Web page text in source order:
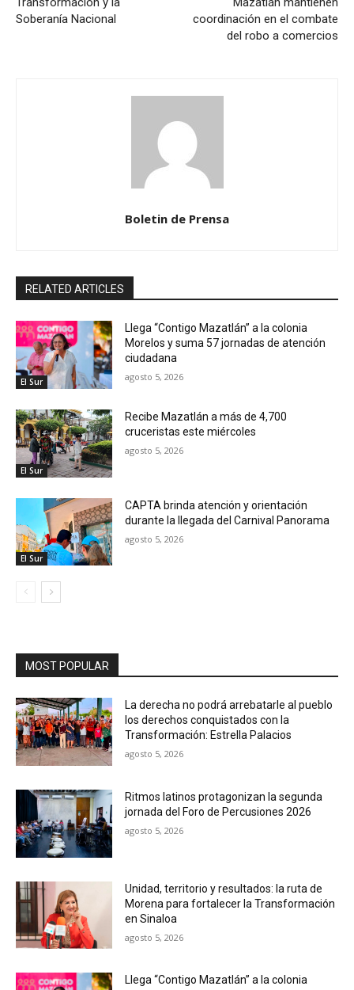
Soberanía Nacional
coordinación en el combate
del robo a comercios
Boletin de Prensa
RELATED ARTICLES
El Sur
Llega “Contigo Mazatlán” a la colonia
Morelos y suma 57 jornadas de atención
ciudadana
agosto 5, 2026
El Sur
Recibe Mazatlán a más de 4,700
cruceristas este miércoles
agosto 5, 2026
El Sur
CAPTA brinda atención y orientación
durante la llegada del Carnival Panorama
agosto 5, 2026
MOST POPULAR
La derecha no podrá arrebatarle al pueblo
los derechos conquistados con la
Transformación: Estrella Palacios
agosto 5, 2026
Ritmos latinos protagonizan la segunda
jornada del Foro de Percusiones 2026
agosto 5, 2026
Unidad, territorio y resultados: la ruta de
Morena para fortalecer la Transformación
en Sinaloa
agosto 5, 2026
Llega “Contigo Mazatlán” a la colonia